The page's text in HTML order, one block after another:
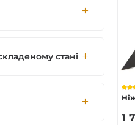
Тактичні
Для
Кишенькові
Мисливські1
стані